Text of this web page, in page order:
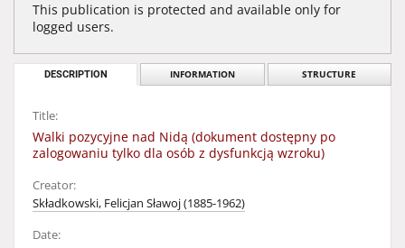
This publication is protected and available only for
logged users.
DESCRIPTION INFORMATION STRUCTURE
Title:
Walki pozycyjne nad Nidą (dokument dostępny po
zalogowaniu tylko dla osób z dysfunkcją wzroku)
Creator:
Składkowski, Felicjan Sławoj (1885-1962)
Date: